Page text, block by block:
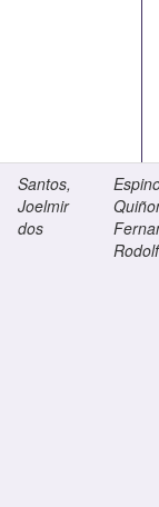
Santos,
Joelmir
dos